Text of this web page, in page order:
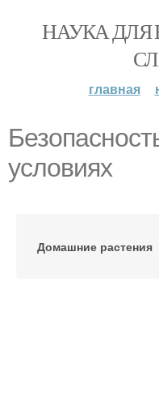
НАУКА
главная
условиях
Домашние растения